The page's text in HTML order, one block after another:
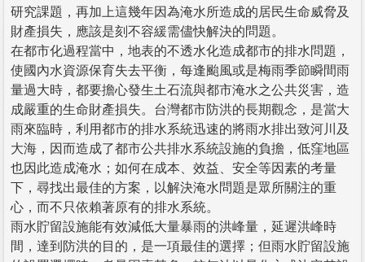
研究課題，再加上這幾年因為淹水所造成的居民生命威脅及
財產損失，應該是刻不容緩需儘快解決的問題。
在都市化過程當中，地表的不透水化造成都市的排水問題，
使國內水資源保育失去平衡，每逢颱風或是梅雨季節瞬間雨
量過大時，都要擔心發生土石流與都市淹水之公共災害，造
成嚴重的生命財產損失。台灣都市防洪的長期觀念，是當大
雨來臨時，利用都市的排水系統迅速的將雨水排出致河川及
大海，因而造成了都市公共排水系統設施的負擔，低窪地區
也因此造成淹水；如何在成本、效益、安全等因素的考量
下，尋找出最佳的方案，以解決淹水問題是眾所關注的重
心，而不只依賴著原有的排水系統。
雨水貯留設施能有效減低大量暴雨的洪峰量，延遲洪峰時
間，達到防洪的目的，是一項最佳的選擇；但雨水貯留設施